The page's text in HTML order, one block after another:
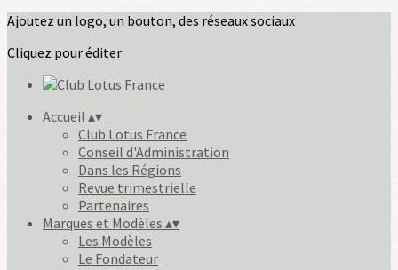
Ajoutez un logo, un bouton, des réseaux sociaux
Cliquez pour éditer
Accueil ▴▾
Club Lotus France
Conseil d'Administration
Dans les Régions
Revue trimestrielle
Partenaires
Marques et Modèles ▴▾
Les Modèles
Le Fondateur